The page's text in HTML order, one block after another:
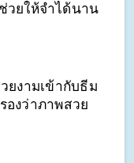
วยให้จำได้นาน
ยงามเข้ากับธีม
องว่าภาพสวย